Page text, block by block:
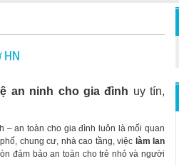
HN
an ninh cho gia đình uy tín,
– an toàn cho gia đình luôn là mối quan
chung cư, nhà cao tầng, việc làm lan
đảm bảo an toàn cho trẻ nhỏ và người